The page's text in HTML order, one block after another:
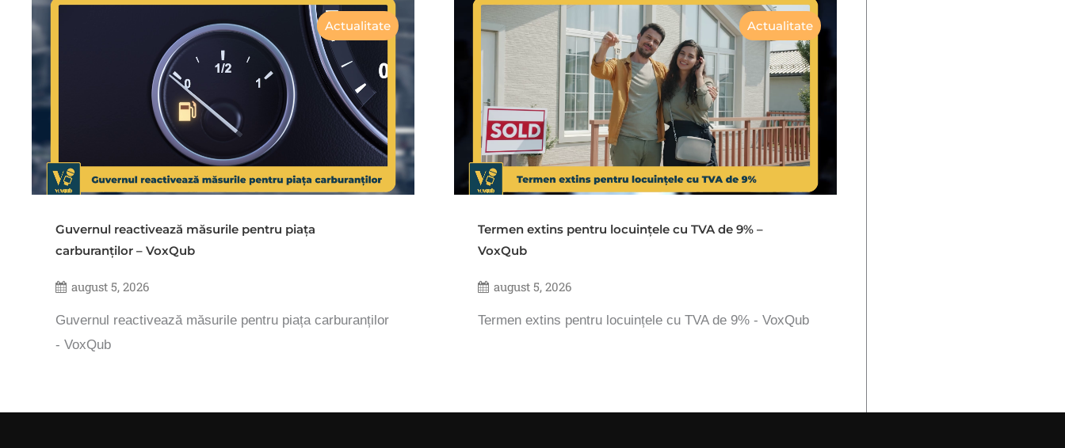
Actualitate
Guvernul reactivează măsurile pentru piața
carburanților – VoxQub
august 5, 2026
Guvernul reactivează măsurile pentru piața carburanților
- VoxQub
Actualitate
Termen extins pentru locuințele cu TVA de 9% –
VoxQub
august 5, 2026
Termen extins pentru locuințele cu TVA de 9% - VoxQub